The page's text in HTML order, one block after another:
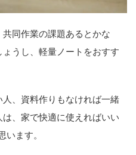
同作業の課題あるとかな
うし、軽量ノートをおすす
、資料作りもなければ一緒
、家で快適に使えればいい
います。